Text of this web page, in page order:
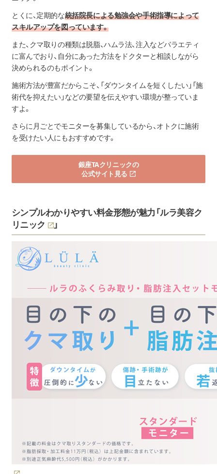
とくに、定期的な統括院長による勉強会や手術指導によって
スキルアップを図っています。
また、クマ取りの種類は脱脂、ハムラ法、注入などバラエティ
に富んでおり、自分にあった方法をドクターと相談しながら
決められるのもポイント。
施術方法が豊富だからこそ、「ダウンタイムを短くしたい」「施
術代を抑えたい」などの要望を伝えやすい環境が整っていま
すよ。
さらに月ごとでモニターを募集しているから、オトクに施術
を受けたい人にもおすすめです。
銀座TAクリニックの
公式サイト見る
シンプルわかりやすい料金形態が魅力「ルラ美容ク
リニック
」